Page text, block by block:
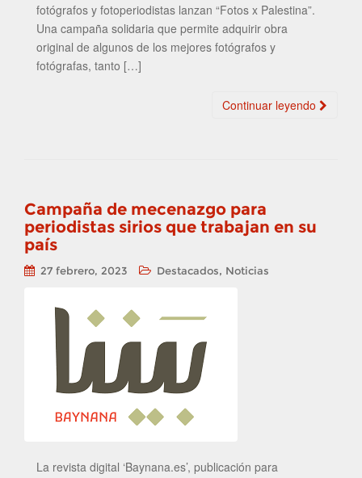
fotógrafos y fotoperiodistas lanzan “Fotos x Palestina”.
Una campaña solidaria que permite adquirir obra
original de algunos de los mejores fotógrafos y
fotógrafas, tanto […]
Continuar leyendo
Campaña de mecenazgo para
periodistas sirios que trabajan en su
país
27 febrero, 2023 Destacados, Noticias
La revista digital ‘Baynana.es’, publicación para